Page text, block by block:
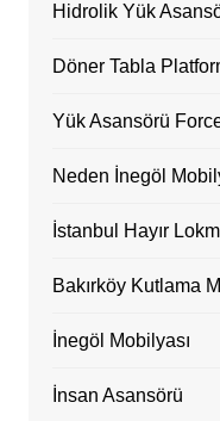
Hidrolik Yük
Döner Tabla
Yük Asansörü
Neden İnegöl
İstanbul Hayır
Bakırköy Kutlama
İnegöl Mobilyası
İnsan Asansörü